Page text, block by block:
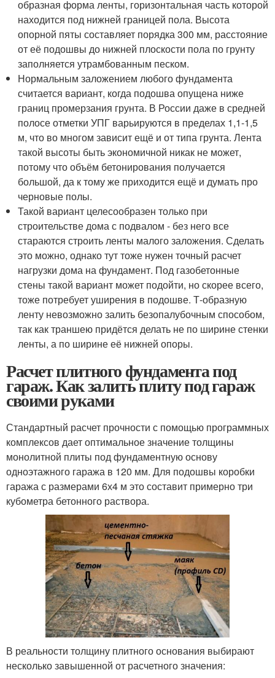
образная форма ленты, горизонтальная часть которой
находится под нижней границей пола. Высота
опорной пяты составляет порядка 300 мм, расстояние
от её подошвы до нижней плоскости пола по грунту
заполняется утрамбованным песком.
Нормальным заложением любого фундамента
считается вариант, когда подошва опущена ниже
границ промерзания грунта. В России даже в средней
полосе отметки УПГ варьируются в пределах 1,1-1,5
м, что во многом зависит ещё и от типа грунта. Лента
такой высоты быть экономичной никак не может,
потому что объём бетонирования получается
большой, да к тому же приходится ещё и думать про
черновые полы.
Такой вариант целесообразен только при
строительстве дома с подвалом - без него все
стараются строить ленты малого заложения. Сделать
это можно, однако тут тоже нужен точный расчет
нагрузки дома на фундамент. Под газобетонные
стены такой вариант может подойти, но скорее всего,
тоже потребует уширения в подошве. Т-образную
ленту невозможно залить безопалубочным способом,
так как траншею придётся делать не по ширине стенки
ленты, а по ширине её нижней опоры.
Расчет плитного фундамента под
гараж. Как залить плиту под гараж
своими руками
Стандартный расчет прочности с помощью программных
комплексов дает оптимальное значение толщины
монолитной плиты под фундаментную основу
одноэтажного гаража в 120 мм. Для подошвы коробки
гаража с размерами 6х4 м это составит примерно три
кубометра бетонного раствора.
В реальности толщину плитного основания выбирают
несколько завышенной от расчетного значения: